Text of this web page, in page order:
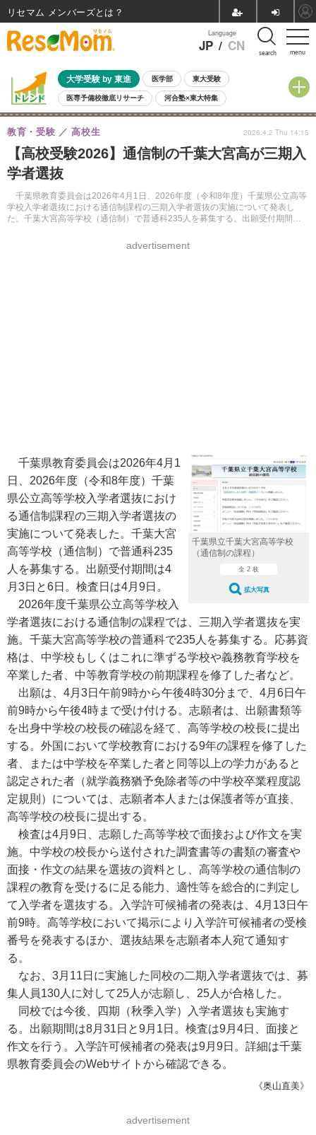
menu
Language
JP / CN search
大学受験 by 東進 医学部 東大受験
医専予備校徹底リサーチ 河合塾×東大特集
親子で考える大学選び 高校受験 中学受験 小学校受験
共通テスト 夏休み
8月開催イベント・WS 全国公立高校 過去問 人気記事
自由研究教材（小学生向け）
【高校受験2026】通信制の千葉大宮高が三期入
学者選抜
千葉県教育委員会は2026年4月1日、2026年度（令和8年度）千葉県公立高等
学校入学者選抜における通信制課程の三期入学者選抜の実施について発表し
た。千葉大宮高等学校（通信制）で普通科235人を募集する。出願受付期間は4
教育・受験 高校生
advertisement
2026.4.2 Thu 14:15
千葉県立千葉大宮高等学校
（通信制の課程）
全 2 枚
拡大写真
千葉県教育委員会は2026年4月1
日、2026年度（令和8年度）千葉
県公立高等学校入学者選抜におけ
る通信制課程の三期入学者選抜の
実施について発表した。千葉大宮
高等学校（通信制）で普通科235
人を募集する。出願受付期間は4
月3日と6日。検査日は4月9日。
2026年度千葉県公立高等学校入
学者選抜における通信制の課程では、三期入学者選抜を実
施。千葉大宮高等学校の普通科で235人を募集する。応募資
格は、中学校もしくはこれに準ずる学校や義務教育学校を
卒業した者、中等教育学校の前期課程を修了した者など。
出願は、4月3日午前9時から午後4時30分まで、4月6日午
前9時から午後4時まで受け付ける。志願者は、出願書類等
を出身中学校の校長の確認を経て、高等学校の校長に提出
する。外国において学校教育における9年の課程を修了した
者、または中学校を卒業した者と同等以上の学力があると
認定された者（就学義務猶予免除者等の中学校卒業程度認
定規則）については、志願者本人または保護者等が直接、
高等学校の校長に提出する。
検査は4月9日、志願した高等学校で面接および作文を実
施。中学校の校長から送付された調査書等の書類の審査や
面接・作文の結果を選抜の資料とし、高等学校の通信制の
課程の教育を受けるに足る能力、適性等を総合的に判定し
て入学者を選抜する。入学許可候補者の発表は、4月13日午
前9時。高等学校において掲示により入学許可候補者の受検
番号を発表するほか、選抜結果を志願者本人宛て通知す
る。
なお、3月11日に実施した同校の二期入学者選抜では、募
集人員130人に対して25人が志願し、25人が合格した。
同校では今後、四期（秋季入学）入学者選抜も実施す
る。出願期間は8月31日と9月1日。検査は9月4日、面接と
作文を行う。入学許可候補者の発表は9月9日。詳細は千葉
県教育委員会のWebサイトから確認できる。
《奥山直美》
advertisement
リセマム メンバーズ